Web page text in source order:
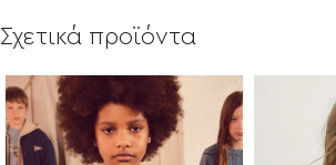
Σχετικά προϊόντα